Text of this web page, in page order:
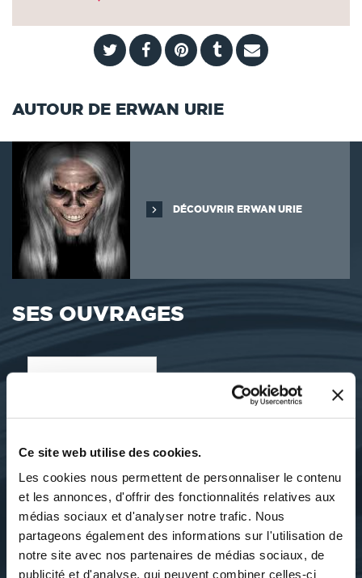
Ce site web utilise des cookies.
Les cookies nous permettent de personnaliser le contenu
et les annonces, d'offrir des fonctionnalités relatives aux
médias sociaux et d'analyser notre trafic. Nous
partageons également des informations sur l'utilisation de
notre site avec nos partenaires de médias sociaux, de
publicité et d'analyse, qui peuvent combiner celles-ci
AUTOUR DE ERWAN URIE
DÉCOUVRIR ERWAN URIE
SES OUVRAGES